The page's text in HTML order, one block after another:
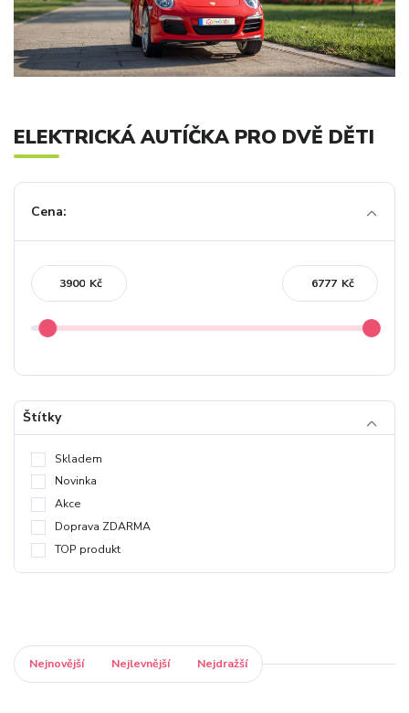
ELEKTRICKÁ AUTÍČKA PRO DVĚ DĚTI
Cena:
Kč Kč
Štítky
Skladem
Novinka
Akce
Doprava ZDARMA
TOP produkt
Nejnovější Nejlevnější Nejdražší